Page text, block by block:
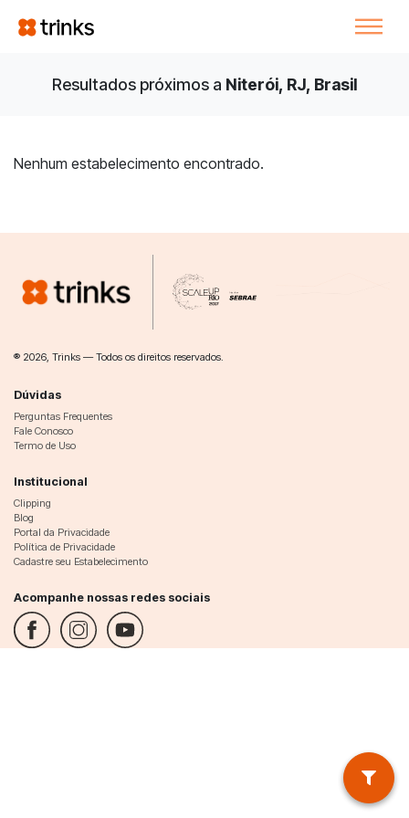
Resultados próximos a Niterói, RJ, Brasil
Nenhum estabelecimento encontrado.
® 2026, Trinks — Todos os direitos reservados.
Dúvidas
Perguntas Frequentes
Fale Conosco
Termo de Uso
Institucional
Clipping
Blog
Portal da Privacidade
Política de Privacidade
Cadastre seu Estabelecimento
Acompanhe nossas redes sociais